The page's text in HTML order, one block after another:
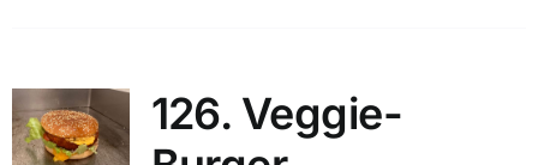
126. Veggie-